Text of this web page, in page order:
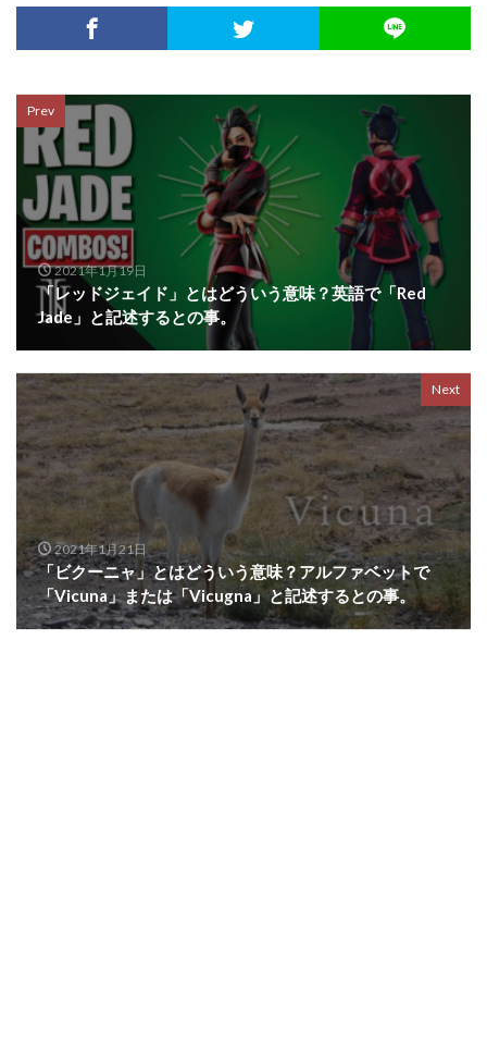
Prev
2021年1月19日
「レッドジェイド」とはどういう意味？英語で「Red
Jade」と記述するとの事。
Next
2021年1月21日
「ビクーニャ」とはどういう意味？アルファベットで
「Vicuna」または「Vicugna」と記述するとの事。